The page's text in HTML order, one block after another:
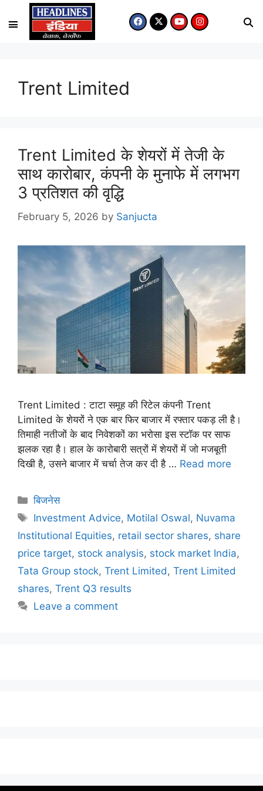
Trent Limited
Trent Limited के शेयरों में तेजी के
साथ कारोबार, कंपनी के मुनाफे में लगभग
3 प्रतिशत की वृद्धि
February 5, 2026 by Sanjucta
Trent Limited : टाटा समूह की रिटेल कंपनी Trent
Limited के शेयरों ने एक बार फिर बाजार में रफ्तार पकड़ ली है।
तिमाही नतीजों के बाद निवेशकों का भरोसा इस स्टॉक पर साफ
झलक रहा है। हाल के कारोबारी सत्रों में शेयरों में जो मजबूती
दिखी है, उसने बाजार में चर्चा तेज कर दी है … Read more
बिजनेस
Investment Advice, Motilal Oswal, Nuvama
Institutional Equities, retail sector shares, share
price target, stock analysis, stock market India,
Tata Group stock, Trent Limited , Trent Limited
shares, Trent Q3 results
Leave a comment